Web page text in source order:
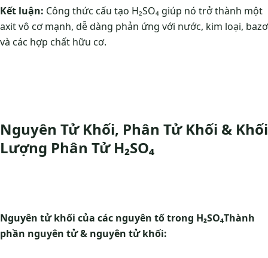
Kết luận: Công thức cấu tạo H₂SO₄ giúp nó trở thành một
axit vô cơ mạnh, dễ dàng phản ứng với nước, kim loại, bazơ
và các hợp chất hữu cơ.
Nguyên Tử Khối, Phân Tử Khối & Khối
Lượng Phân Tử H₂SO₄
Nguyên tử khối của các nguyên tố trong H₂SO₄Thành
phần nguyên tử & nguyên tử khối: